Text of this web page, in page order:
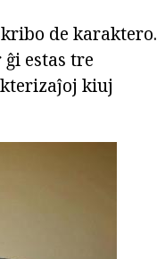
de karaktero.
estas tre
kiuj